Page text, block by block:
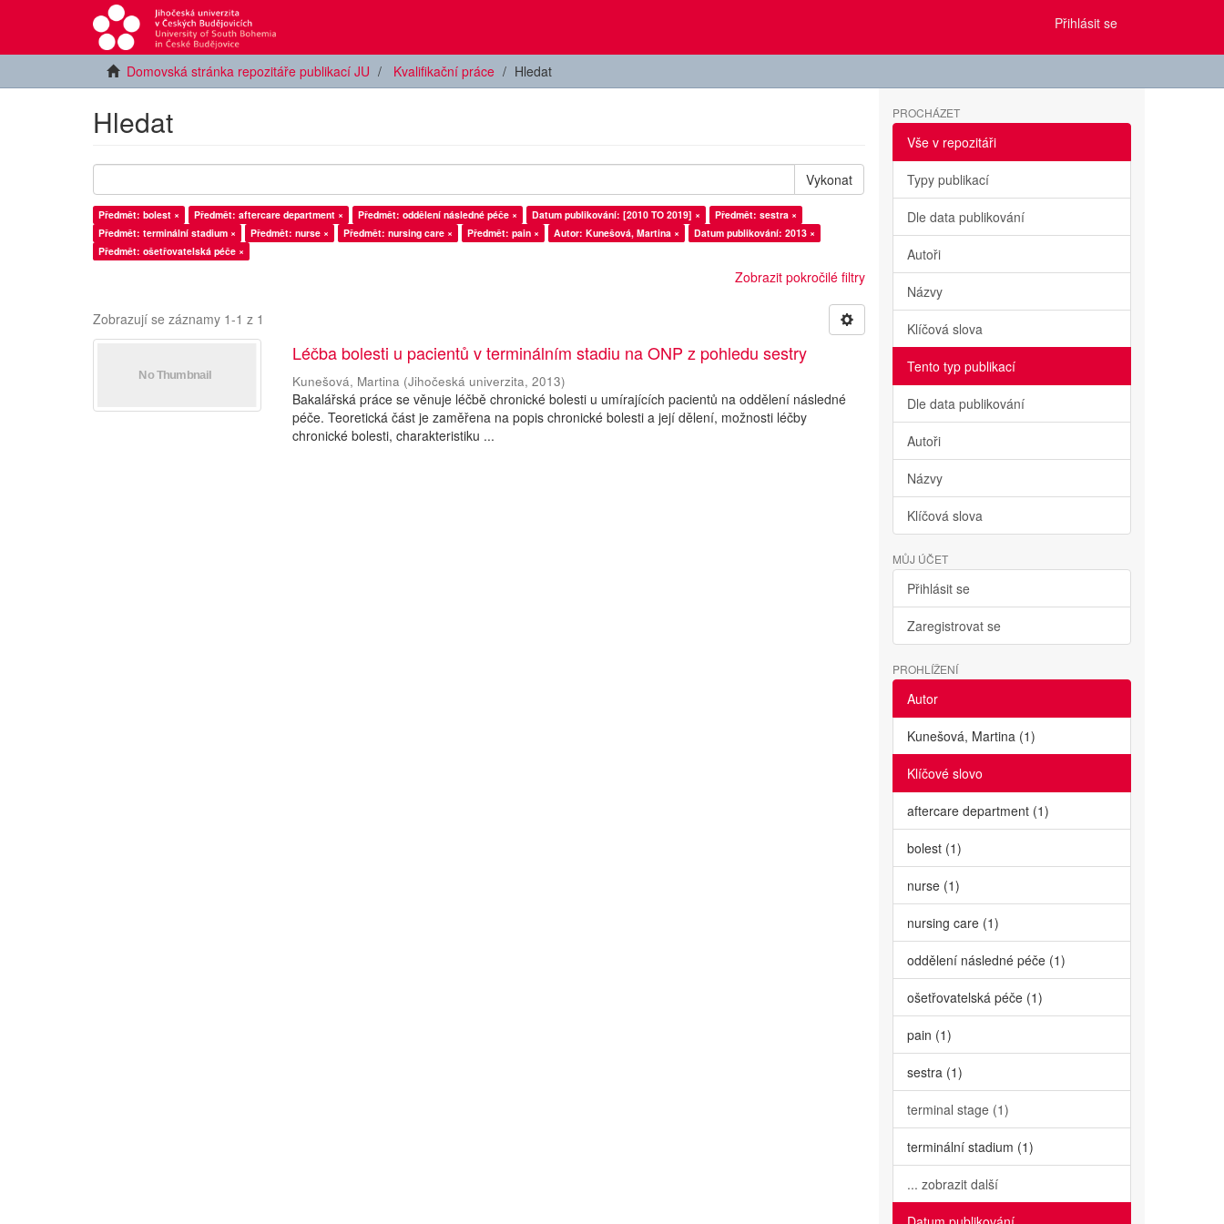
Přihlásit se
Domovská stránka repozitáře publikací JU Kvalifikační práce Hledat
Hledat
Vykonat
Předmět: bolest × Předmět: aftercare department × Předmět: oddělení následné péče × Datum publikování: [2010 TO 2019] ×
Předmět: sestra ×
Předmět: terminální stadium ×
Předmět: nurse × Předmět: nursing care × Předmět: pain × Autor: Kunešová, Martina ×
Datum publikování: 2013 ×
Předmět: ošetřovatelská péče ×
Zobrazit pokročilé filtry
Zobrazují se záznamy 1-1 z 1
Léčba bolesti u pacientů v terminálním stadiu na ONP z pohledu sestry
Kunešová, Martina (Jihočeská univerzita,2013)
Bakalářská práce se věnuje léčbě chronické bolesti u umírajících pacientů na oddělení následné
péče. Teoretická část je zaměřena na popis chronické bolesti a její dělení, možnosti léčby
chronické bolesti, charakteristiku ...
PROCHÁZET
Vše v repozitáři
Typy publikací
Dle data publikování
Autoři
Názvy
Klíčová slova
Tento typ publikací
Dle data publikování
Autoři
Názvy
Klíčová slova
MŮJ ÚČET
Přihlásit se
Zaregistrovat se
PROHLÍŽENÍ
Autor
Kunešová, Martina (1)
Klíčové slovo
aftercare department (1)
bolest (1)
nurse (1)
nursing care (1)
oddělení následné péče (1)
ošetřovatelská péče (1)
pain (1)
sestra (1)
terminal stage (1)
terminální stadium (1)
... zobrazit další